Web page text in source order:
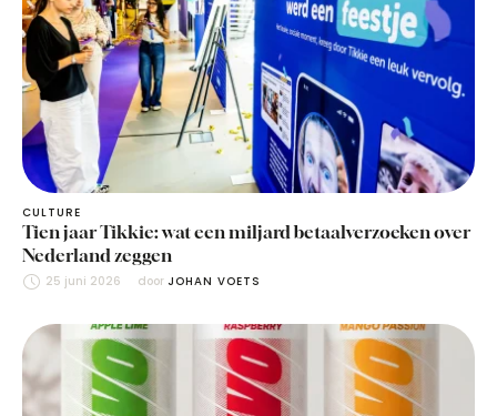
CULTURE
Tien jaar Tikkie: wat een miljard betaalverzoeken over
Nederland zeggen
25 juni 2026 door JOHAN VOETS